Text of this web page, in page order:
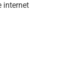
internet